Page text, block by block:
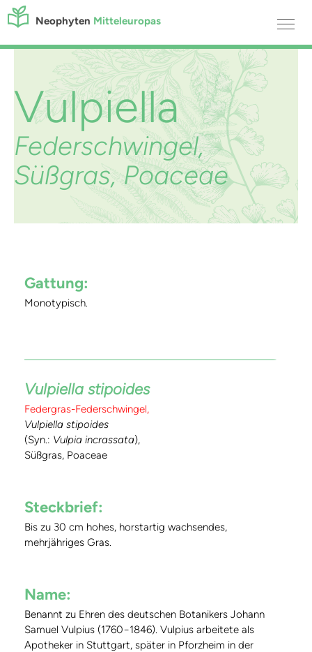
Neophyten Mitteleuropas
Vulpiella
Federschwingel,
Süßgras, Poaceae
Gattung:
Monotypisch.
Vulpiella stipoides
Federgras-Federschwingel,
Vulpiella stipoides
(Syn.: Vulpia incrassata),
Süßgras, Poaceae
Steckbrief:
Bis zu 30 cm hohes, horstartig wachsendes,
mehrjähriges Gras.
Name:
Benannt zu Ehren des deutschen Botanikers Johann
Samuel Vulpius (1760−1846). Vulpius arbeitete als
Apotheker in Stuttgart, später in Pforzheim in der